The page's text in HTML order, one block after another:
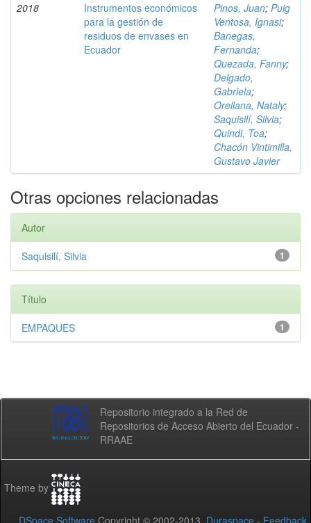
2018
Instrumentos económicos
para la gestión de
residuos de envases en
Ecuador
Pinos, Juan; Puig
Ventosa, Ignasi;
Banegas,
Fernanda;
Quezada, Fanny;
Delgado,
Gabriela;
Orellana, Nataly;
Saquisilí, Silvia;
Quindi, Toa;
Chacón Vintimilla,
Gustavo Javier
Otras opciones relacionadas
Autor
1
Saquisilí, Silvia
Título
1
EMPAQUES
Repositorio integrado a la Red de
Repositorios de Acceso Abierto del Ecuador -
RRAAE
Theme by
DSpace Software Copyright © 2002-2013 Duraspace - Feedback